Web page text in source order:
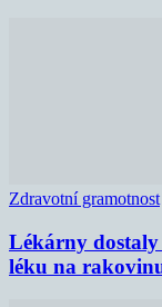
Zdravotní gramotnost
Lékárny dostaly
léku na